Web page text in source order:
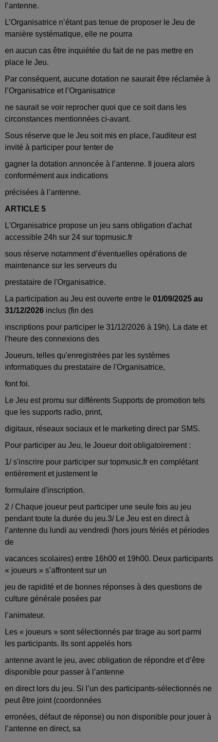
l’antenne.
L’Organisatrice n’étant pas tenue de proposer le Jeu de
manière systématique, elle ne pourra
en aucun cas être inquiétée du fait de ne pas mettre en
place le Jeu.
Par conséquent, aucune dotation ne saurait être réclamée à
l’Organisatrice et l’Organisatrice
ne saurait se voir reprocher quoi que ce soit dans les
circonstances mentionnées ci-avant.
Sous réserve que le Jeu soit mis en place, l'auditeur est
invité à participer pour tenter de
gagner la dotation annoncée à l’antenne. Il jouera alors
conformément aux indications
précisées à l’antenne.
ARTICLE 5
L'Organisatrice propose un jeu sans obligation d'achat
accessible 24h sur 24 sur topmusic.fr
sous réserve notamment d’éventuelles opérations de
maintenance sur les serveurs du
prestataire de l'Organisatrice.
La participation au Jeu est ouverte entre le 01/09/2025 au
31/12/2026 inclus (fin des
inscriptions pour participer le 31/12/2026 à 19h). La date et
l'heure des connexions des
Joueurs, telles qu'enregistrées par les systèmes
informatiques du prestataire de l'Organisatrice,
font foi.
Le Jeu est promu sur différents Supports de promotion tels
que les supports radio, print,
digitaux, réseaux sociaux et le marketing direct par SMS.
Pour participer au Jeu, le Joueur doit obligatoirement :
1/ s'inscrire pour participer sur topmusic.fr en complétant
entièrement et justement le
formulaire d'inscription.
2 / Chaque joueur peut participer une seule fois au jeu
pendant toute la durée du jeu.3/ Le Jeu est en direct à
l’antenne du lundi au vendredi (hors jours fériés et périodes
de
vacances scolaires) entre 16h00 et 19h00. Deux participants
« joueurs » s’affrontent sur un
jeu de rapidité et de bonnes réponses à des questions de
culture générale posées par
l’animateur.
Les « joueurs » sont sélectionnés par tirage au sort parmi
les participants. Ils sont appelés hors
antenne avant le jeu, avec obligation de répondre et d’être
disponible pour passer à l’antenne
en direct lors du jeu. Si l’un des participants-sélectionnés ne
peut être joint (coordonnées
erronées, défaut de réponse) ou non disponible pour jouer à
l’antenne en direct, sa